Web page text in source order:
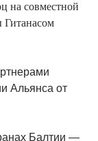
на совместной
Гитанасом
Альянса от
Балтии —